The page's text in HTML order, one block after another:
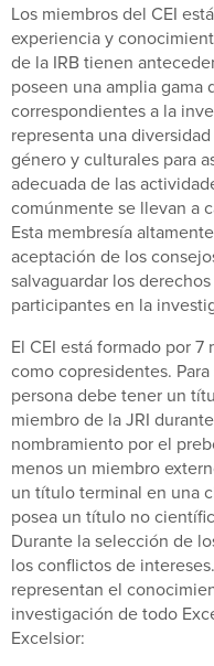
Los miembros del CEI
experiencia y
de la IRB tienen
poseen una amplia gama
correspondientes a la
representa una
género y culturales para
adecuada de las
comúnmente se llevan a
Esta membresía
aceptación de los
salvaguardar los
participantes en la
El CEI está formado por
como copresidentes.
persona debe tener un
miembro de la JRI
nombramiento por el
menos un miembro
un título terminal en una
posea un título no
Durante la selección de
los conflictos de
representan el
investigación de todo
Excelsior: